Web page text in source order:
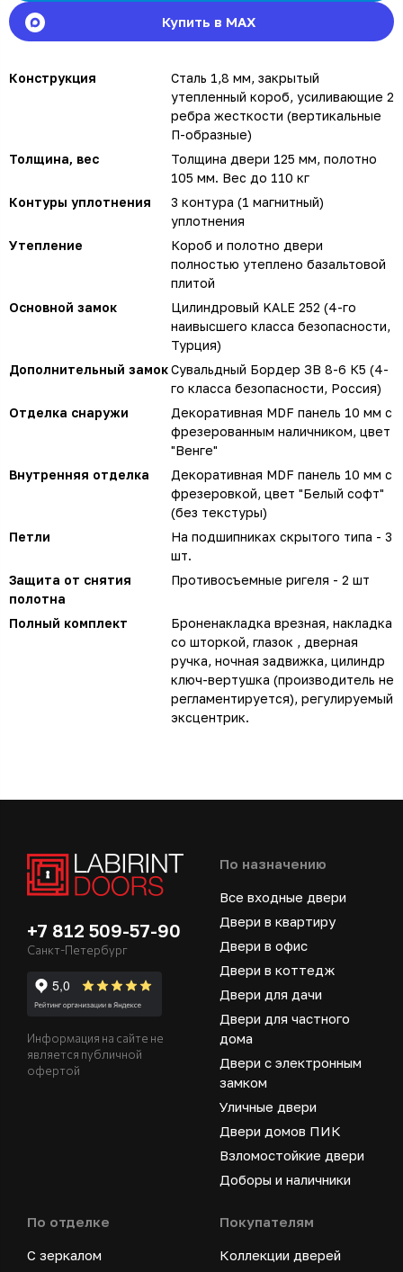
Купить в MAX
Конструкция
Сталь 1,8 мм, закрытый
утепленный короб, усиливающие 2
ребра жесткости (вертикальные
П-образные)
Толщина, вес
Толщина двери 125 мм, полотно
105 мм. Вес до 110 кг
Контуры уплотнения
3 контура (1 магнитный)
уплотнения
Утепление
Короб и полотно двери
полностью утеплено базальтовой
плитой
Основной замок
Цилиндровый KALE 252 (4-го
наивысшего класса безопасности,
Турция)
Дополнительный замокСувальдный Бордер ЗВ 8-6 К5 (4-
го класса безопасности, Россия)
Отделка снаружи
Декоративная MDF панель 10 мм с
фрезерованным наличником, цвет
"Венге"
Внутренняя отделка
Декоративная MDF панель 10 мм с
фрезеровкой, цвет "Белый софт"
(без текстуры)
Петли
На подшипниках скрытого типа - 3
шт.
Защита от снятия
полотна
Противосъемные ригеля - 2 шт
Полный комплект
Броненакладка врезная, накладка
со шторкой, глазок , дверная
ручка, ночная задвижка, цилиндр
ключ-вертушка (производитель не
регламентируется), регулируемый
эксцентрик.
+7 812 509-57-90
Санкт-Петербург
Информация на сайте не
является публичной
офертой
По назначению
Все входные двери
Двери в квартиру
Двери в офис
Двери в коттедж
Двери для дачи
Двери для частного
дома
Двери с электронным
замком
Уличные двери
Двери домов ПИК
Взломостойкие двери
Доборы и наличники
По отделке
С зеркалом
Покупателям
Коллекции дверей